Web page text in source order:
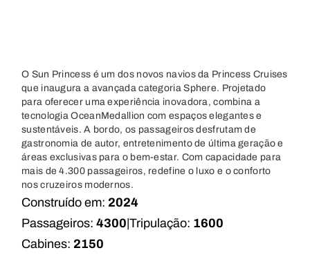
O Sun Princess é um dos novos navios da Princess Cruises
que inaugura a avançada categoria Sphere. Projetado
para oferecer uma experiência inovadora, combina a
tecnologia OceanMedallion com espaços elegantes e
sustentáveis. A bordo, os passageiros desfrutam de
gastronomia de autor, entretenimento de última geração e
áreas exclusivas para o bem-estar. Com capacidade para
mais de 4.300 passageiros, redefine o luxo e o conforto
nos cruzeiros modernos.
Construído em: 2024
Passageiros: 4300 Tripulação: 1600
Cabines: 2150